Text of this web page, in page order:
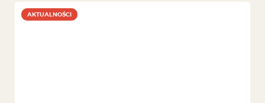
AKTUALNOŚCI
AKTUALNOŚCI